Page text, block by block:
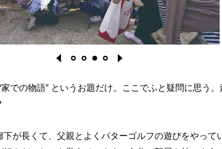
での物語” というお題だけ。ここでふと疑問に思う
下が長くて、父親とよくパターゴルフの遊びをやって